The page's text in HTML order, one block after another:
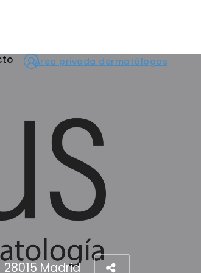
Área privada dermatólogos
28015 Madrid